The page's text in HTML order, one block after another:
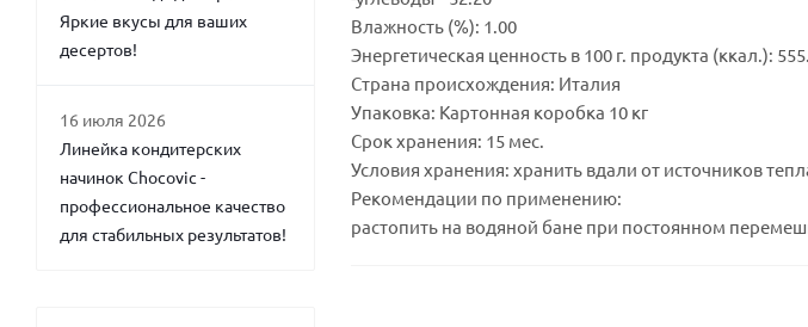
Влажность (%): 1.00
Энергетическая ценность в 100 г. продукта (ккал.):
Страна происхождения: Италия
Упаковка: Картонная коробка 10 кг
Срок хранения: 15 мес.
Условия хранения: хранить вдали от источников
Рекомендации по применению:
растопить на водяной бане при постоянном
Яркие вкусы для ваших
десертов!
16 июля 2026
Линейка кондитерских
начинок Chocovic -
профессиональное качество
для стабильных результатов!